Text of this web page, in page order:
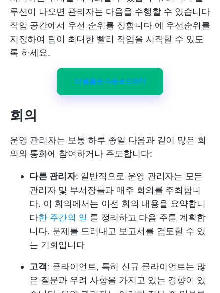
루션이 나오면 관리자는 다음을 수행할 수 있습니다
작업 공간에서 우선 순위를 정합니다 에 우선순위를
지정하여 팀이 최대한 빨리 작업을 시작할 수 있도
록 하세요.
이 템플릿 다운로드하기
회의
운영 관리자는 보통 하루 종일 다음과 같이 많은 회
의와 통화에 참여하거나 주도합니다:
다른 관리자: 일반적으로 운영 관리자는 모든
관리자 및 부서장들과 매주 회의를 주최합니
다. 이 회의에서는 이전 회의 내용을 요약합니
다한 주간의 일 를 정리하고 다음 주를 계획합
니다. 문제를 드러내고 보고서를 검토할 수 있
는 기회입니다
고객: 클라이언트, 특히 신규 클라이언트는 많
은 질문과 우려 사항을 가지고 있는 경향이 있